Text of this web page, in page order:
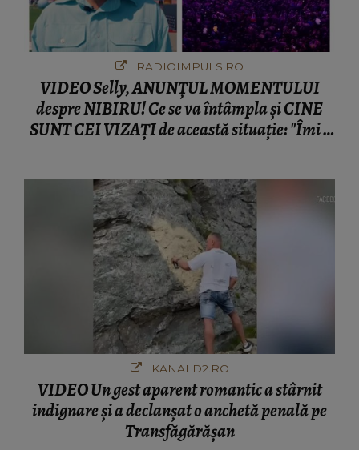
RADIOIMPULS.RO
VIDEO Selly, ANUNȚUL MOMENTULUI
despre NIBIRU! Ce se va întâmpla și CINE
SUNT CEI VIZAȚI de această situație: "Îmi e
KANALD2.RO
VIDEO Un gest aparent romantic a stârnit
indignare și a declanșat o anchetă penală pe
Transfăgărășan